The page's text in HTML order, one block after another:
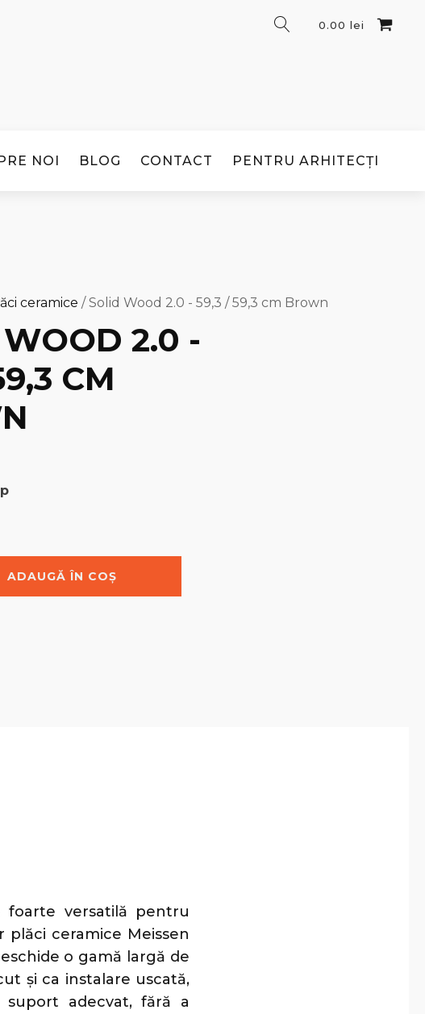
0.00 lei
NOI BLOG CONTACT PENTRU ARHITECȚI
ceramice / Solid Wood 2.0 - 59,3 / 59,3 cm Brown
2.0 -
CM
ADAUGĂ ÎN COȘ
foarte versatilă pentru
plăci ceramice Meissen
o gamă largă de
și ca instalare uscată,
adecvat, fără a